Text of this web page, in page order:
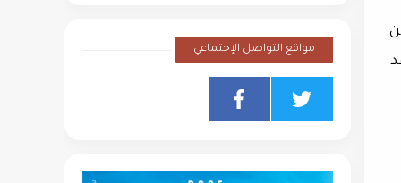
لتوفير أكثر من 30% من
مواقع التواصل الإجتماعي